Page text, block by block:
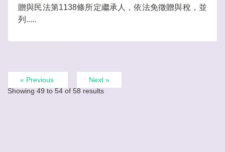
贈與民法第1138條所定繼承人，依法免徵贈與稅，並
列.....
« Previous
Next »
Showing 49 to 54 of 58 results